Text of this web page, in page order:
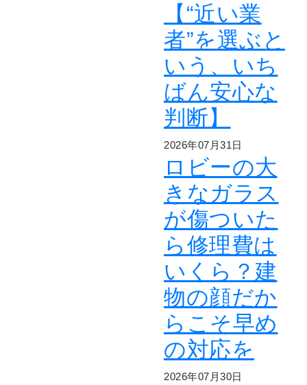
【“近い業
者”を選ぶと
いう、いち
ばん安心な
判断】
2026年07月31日
ロビーの大
きなガラス
が傷ついた
ら修理費は
いくら？建
物の顔だか
らこそ早め
の対応を
2026年07月30日